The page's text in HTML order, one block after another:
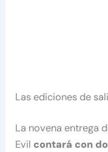
Las ediciones de
La novena entrega
Evil contará con